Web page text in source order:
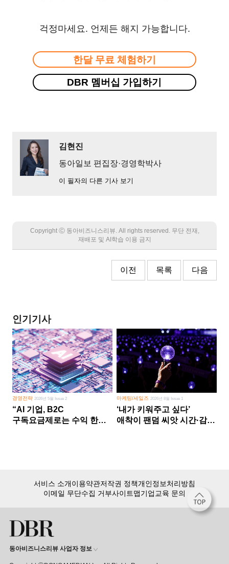
걱정마세요. 언제든 해지 가능합니다.
한달 무료 체험하기
DBR 멤버십 가입하기
김현진
동아일보 편집장·경영학박사
이 필자의 다른 기사 보기
Copyright Ⓒ 동아비즈니스리뷰. All rights reserved. 무단 전재,
재배포 및 AI학습 이용 금지
이전 목록 다음
인기기사
경영전략 2026년 5월 Issue 2
“AI 기업, B2C
구독요금제로는 수익 한계
마케팅/세일즈 2026년 8월 Issue 1
‘내가 키워주고 싶다’
애착이 팬덤 씨앗 시간·감정
서비스 소개이용약관저작권 정책개인정보처리방침
이메일 무단수집 거부사이트맵기업교육 문의
동아비즈니스리뷰 사업자 정보